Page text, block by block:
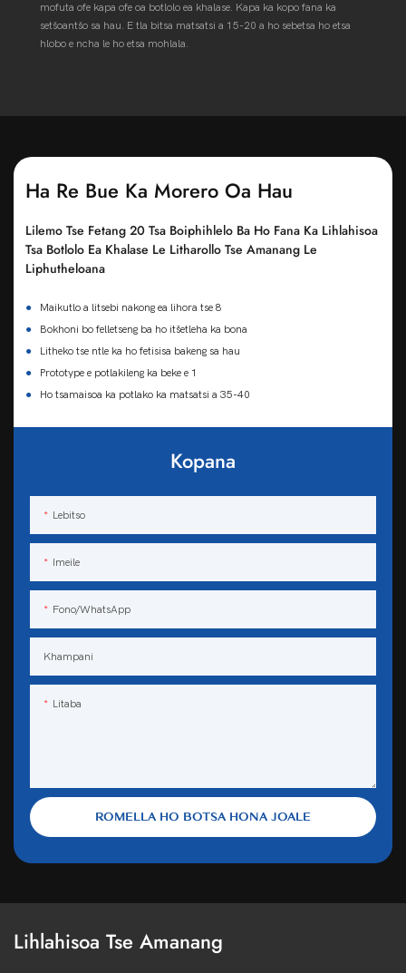
mofuta ofe kapa ofe oa botlolo ea khalase. Kapa ka kopo fana ka
setšoantšo sa hau. E tla bitsa matsatsi a 15-20 a ho sebetsa ho etsa
hlobo e ncha le ho etsa mohlala.
Ha Re Bue Ka Morero Oa Hau
Lilemo Tse Fetang 20 Tsa Boiphihlelo Ba Ho Fana Ka Lihlahisoa
Tsa Botlolo Ea Khalase Le Litharollo Tse Amanang Le
Liphutheloana
●
Maikutlo a litsebi nakong ea lihora tse 8
●
Bokhoni bo felletseng ba ho itšetleha ka bona
●
Litheko tse ntle ka ho fetisisa bakeng sa hau
●
Prototype e potlakileng ka beke e 1
●
Ho tsamaisoa ka potlako ka matsatsi a 35-40
Kopana
Lebitso
Imeile
Fono/WhatsApp
Khampani
Litaba
ROMELLA HO BOTSA HONA JOALE
Lihlahisoa Tse Amanang